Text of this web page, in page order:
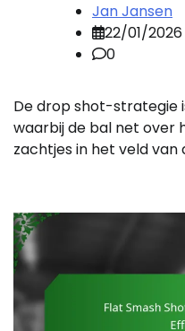
Jan Jansen
22/01/2026
0
De drop shot-strategie
waarbij de bal net over
zachtjes in het veld van